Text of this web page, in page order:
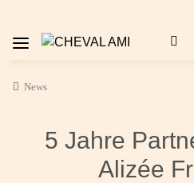
News
5 Jahre
Alizée